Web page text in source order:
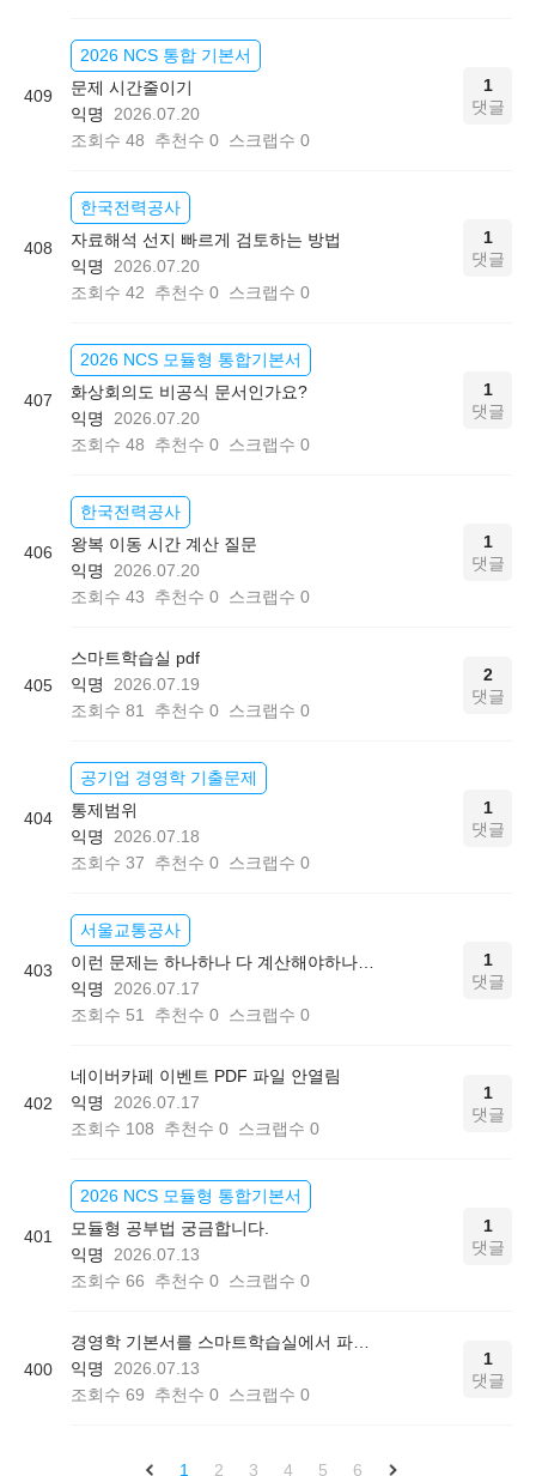
409
2026 NCS 통합 기본서
문제 시간줄이기
익명
2026.07.20
조회수 48 추천수 0 스크랩수 0
1
댓글
408
한국전력공사
자료해석 선지 빠르게 검토하는 방법
익명
2026.07.20
조회수 42 추천수 0 스크랩수 0
1
댓글
407
2026 NCS 모듈형 통합기본서
화상회의도 비공식 문서인가요?
익명
2026.07.20
조회수 48 추천수 0 스크랩수 0
1
댓글
406
한국전력공사
왕복 이동 시간 계산 질문
익명
2026.07.20
조회수 43 추천수 0 스크랩수 0
1
댓글
405
스마트학습실 pdf
익명
2026.07.19
조회수 81 추천수 0 스크랩수 0
2
댓글
404
공기업 경영학 기출문제
통제범위
익명
2026.07.18
조회수 37 추천수 0 스크랩수 0
1
댓글
403
서울교통공사
이런 문제는 하나하나 다 계산해야하나요?
익명
2026.07.17
조회수 51 추천수 0 스크랩수 0
1
댓글
402
네이버카페 이벤트 PDF 파일 안열림
익명
2026.07.17
조회수 108 추천수 0 스크랩수 0
1
댓글
401
2026 NCS 모듈형 통합기본서
모듈형 공부법 궁금합니다.
익명
2026.07.13
조회수 66 추천수 0 스크랩수 0
1
댓글
400
경영학 기본서를 스마트학습실에서 파일로 볼수있나요?
익명
2026.07.13
조회수 69 추천수 0 스크랩수 0
1
댓글
1 2 3 4 5 6